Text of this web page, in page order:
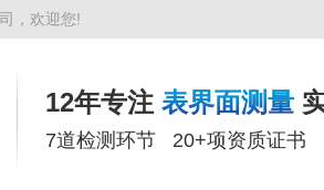
，欢迎您!
12年专注 表界面测量
7道检测环节 20+项资质证书